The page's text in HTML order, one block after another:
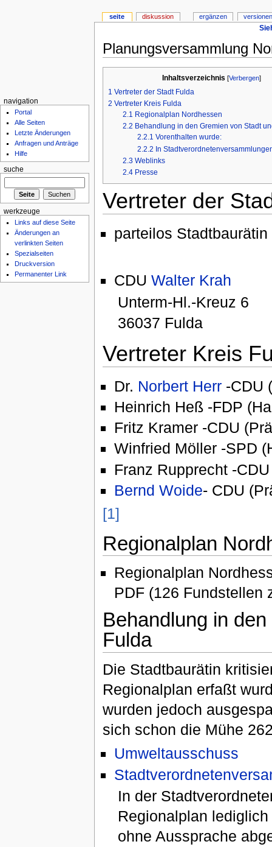
Planungsversammlung
Inhaltsverzeichnis [Verbergen]
1 Vertreter der Stadt Fulda
2 Vertreter Kreis Fulda
2.1 Regionalplan Nordhessen
2.2 Behandlung in den Gremien von Stadt
2.2.1 Vorenthalten wurde:
2.2.2 In
2.3 Weblinks
2.4 Presse
Vertreter der
parteilos Stadtbaurätin
CDU Walter Krah
Unterm-Hl.-Kreuz 6
36037 Fulda
Vertreter Kreis
Dr. Norbert Herr-CDU
Heinrich Heß -FDP
Fritz Kramer -CDU
Winfried Möller -SPD
Franz Rupprecht -
Bernd Woide- CDU
[1]
Regionalplan
Regionalplan
PDF (126 Fundstellen
Behandlung in
Fulda
Die Stadtbaurätin
Regionalplan erfaßt
wurden jedoch
sich schon die Mühe
Umweltausschuss
In der
Regionalplan
ohne Aussprache
seite diskussion ergänzen
navigation
Portal
Alle Seiten
Letzte Änderungen
Anfragen und Anträge
Hilfe
suche
werkzeuge
Links auf diese Seite
Änderungen an
verlinkten Seiten
Spezialseiten
Druckversion
Permanenter Link